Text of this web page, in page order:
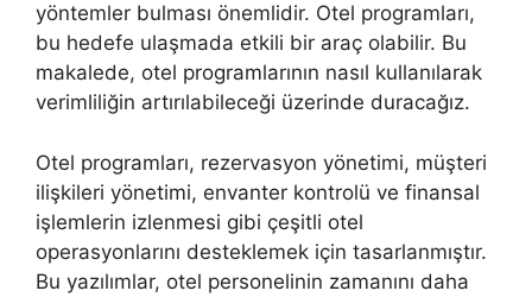
yöntemler bulması önemlidir. Otel programları,
bu hedefe ulaşmada etkili bir araç olabilir. Bu
makalede, otel programlarının nasıl kullanılarak
verimliliğin artırılabileceği üzerinde duracağız.
Otel programları, rezervasyon yönetimi, müşteri
ilişkileri yönetimi, envanter kontrolü ve finansal
işlemlerin izlenmesi gibi çeşitli otel
operasyonlarını desteklemek için tasarlanmıştır.
Bu yazılımlar, otel personelinin zamanını daha